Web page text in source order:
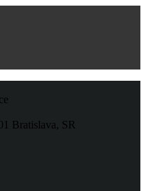
Bratislava, SR